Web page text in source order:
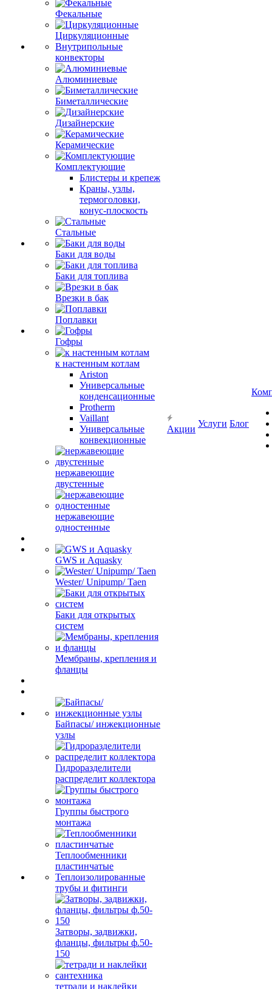
Фекальные
Циркуляционные
Внутрипольные
конвекторы
Алюминиевые
Биметаллические
Дизайнерские
Керамические
Комплектующие
Блистеры и крепеж
Краны, узлы,
термоголовки,
конус-плоскость
Стальные
Баки для воды
Баки для топлива
Врезки в бак
Поплавки
Гофры
к настенным котлам
Ariston
Универсальные
конденсационные
Protherm
Vaillant
Универсальные
конвекционные
нержавеющие
двустенные
нержавеющие
одностенные
GWS и Aquasky
Wester/ Unipump/ Taen
Баки для открытых
систем
Мембраны, крепления и
фланцы
Байпасы/ инжекционные
узлы
Гидроразделители
распределит коллектора
Группы быстрого
монтажа
Теплообменники
пластинчатые
Теплоизолированные
трубы и фитинги
Затворы, задвижки,
фланцы, фильтры ф.50-
150
тетради и наклейки
Акции
Услуги Блог